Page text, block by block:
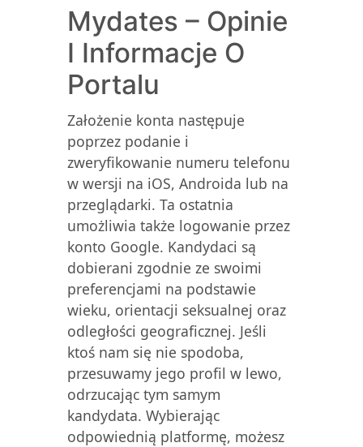
Mydates – Opinie
I Informacje O
Portalu
Założenie konta następuje
poprzez podanie i
zweryfikowanie numeru telefonu
w wersji na iOS, Androida lub na
przeglądarki. Ta ostatnia
umożliwia także logowanie przez
konto Google. Kandydaci są
dobierani zgodnie ze swoimi
preferencjami na podstawie
wieku, orientacji seksualnej oraz
odległości geograficznej. Jeśli
ktoś nam się nie spodoba,
przesuwamy jego profil w lewo,
odrzucając tym samym
kandydata. Wybierając
odpowiednią platformę, możesz